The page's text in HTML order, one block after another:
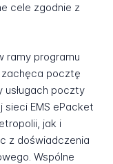
cele zgodnie z
ramy programu
zachęca pocztę
usługach poczty
EMS ePacket
jak i
z doświadczenia
Wspólne